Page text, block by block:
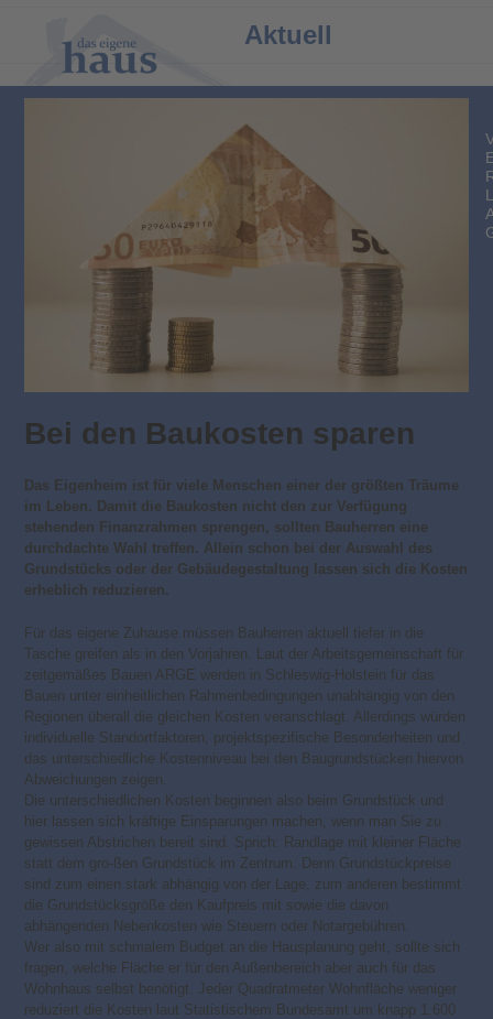
mobile
menu
mobile
menu
Aktuell
Bei den Baukosten sparen
Das Eigenheim ist für viele Menschen einer der größten Träume
im Leben. Damit die Baukosten nicht den zur Verfügung
stehenden Finanzrahmen sprengen, sollten Bauherren eine
durchdachte Wahl treffen. Allein schon bei der Auswahl des
Grundstücks oder der Gebäudegestaltung lassen sich die Kosten
erheblich reduzieren.
Für das eigene Zuhause müssen Bauherren aktuell tiefer in die
Tasche greifen als in den Vorjahren. Laut der Arbeitsgemeinschaft für
zeitgemäßes Bauen ARGE werden in Schleswig-Holstein für das
Bauen unter einheitlichen Rahmenbedingungen unabhängig von den
Regionen überall die gleichen Kosten veranschlagt. Allerdings würden
individuelle Standortfaktoren, projektspezifische Besonderheiten und
das unterschiedliche Kostenniveau bei den Baugrundstücken hiervon
Abweichungen zeigen.
Die unterschiedlichen Kosten beginnen also beim Grundstück und
hier lassen sich kräftige Einsparungen machen, wenn man Sie zu
gewissen Abstrichen bereit sind. Sprich: Randlage mit kleiner Fläche
statt dem gro-ßen Grundstück im Zentrum. Denn Grundstückpreise
sind zum einen stark abhängig von der Lage, zum anderen bestimmt
die Grundstücksgröße den Kaufpreis mit sowie die davon
abhängenden Nebenkosten wie Steuern oder Notargebühren.
Wer also mit schmalem Budget an die Hausplanung geht, sollte sich
fragen, welche Fläche er für den Außenbereich aber auch für das
Wohnhaus selbst benötigt. Jeder Quadratmeter Wohnfläche weniger
reduziert die Kosten laut Statistischem Bundesamt um knapp 1.600
L